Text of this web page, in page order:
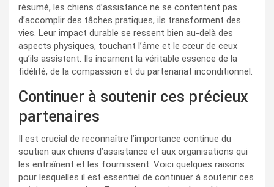
résumé, les chiens d’assistance ne se contentent pas
d’accomplir des tâches pratiques, ils transforment des
vies. Leur impact durable se ressent bien au-delà des
aspects physiques, touchant l’âme et le cœur de ceux
qu’ils assistent. Ils incarnent la véritable essence de la
fidélité, de la compassion et du partenariat inconditionnel.
Continuer à soutenir ces précieux
partenaires
Il est crucial de reconnaître l’importance continue du
soutien aux chiens d’assistance et aux organisations qui
les entraînent et les fournissent. Voici quelques raisons
pour lesquelles il est essentiel de continuer à soutenir ces